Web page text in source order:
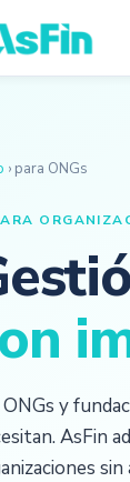
› para ONGs
ONGs y
AsFin